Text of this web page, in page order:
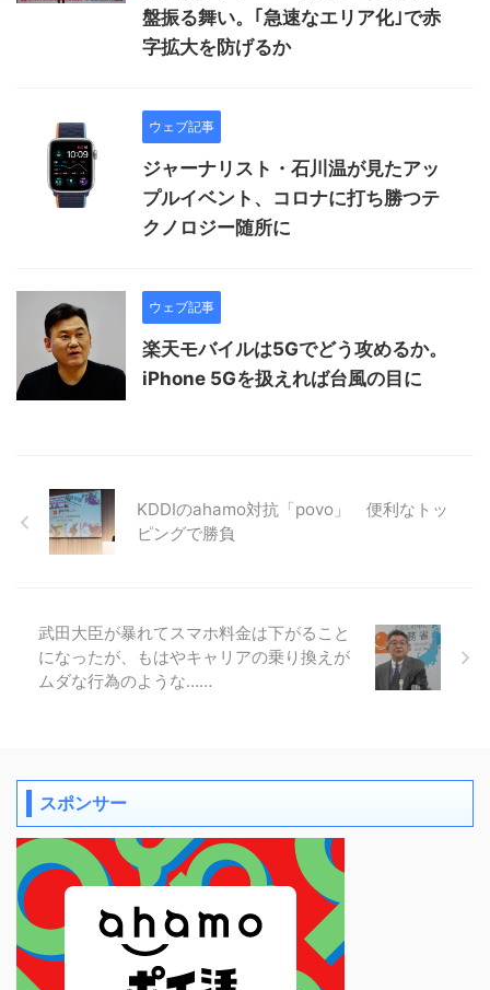
盤振る舞い。｢急速なエリア化｣で赤
字拡大を防げるか
ウェブ記事
ジャーナリスト・石川温が見たアッ
プルイベント、コロナに打ち勝つテ
クノロジー随所に
ウェブ記事
楽天モバイルは5Gでどう攻めるか。
iPhone 5Gを扱えれば台風の目に
KDDIのahamo対抗「povo」 便利なトッ
ピングで勝負
武田大臣が暴れてスマホ料金は下がること
になったが、もはやキャリアの乗り換えが
ムダな行為のような……
スポンサー